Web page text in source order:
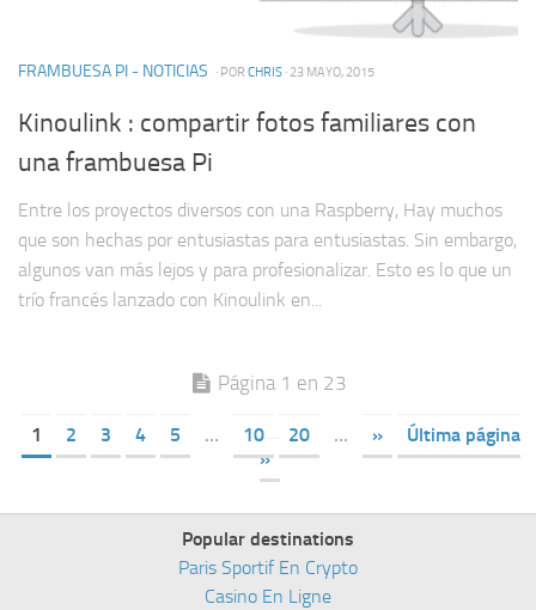
FRAMBUESA PI - NOTICIAS · POR CHRIS · 23 MAYO, 2015
Kinoulink : compartir fotos familiares con
una frambuesa Pi
Entre los proyectos diversos con una Raspberry, Hay muchos
que son hechas por entusiastas para entusiastas. Sin embargo,
algunos van más lejos y para profesionalizar. Esto es lo que un
trío francés lanzado con Kinoulink en...
Página 1 en 23
1 2 3 4 5 … 10 20 … »
Última página
»
Popular destinations
Paris Sportif En Crypto
Casino En Ligne